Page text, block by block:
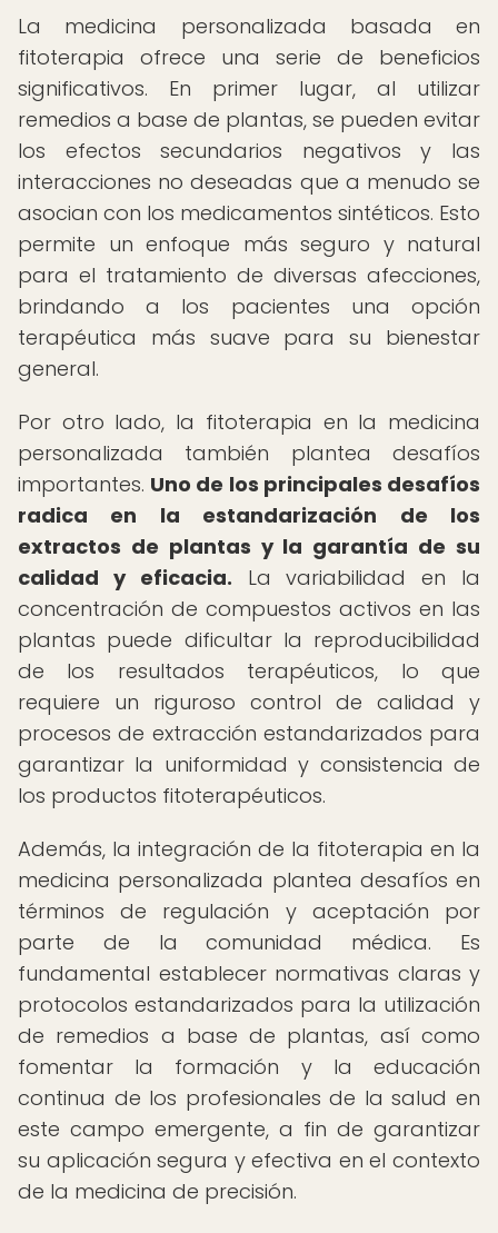
La medicina personalizada basada en
fitoterapia ofrece una serie de beneficios
significativos. En primer lugar, al utilizar
remedios a base de plantas, se pueden evitar
los efectos secundarios negativos y las
interacciones no deseadas que a menudo se
asocian con los medicamentos sintéticos. Esto
permite un enfoque más seguro y natural
para el tratamiento de diversas afecciones,
brindando a los pacientes una opción
terapéutica más suave para su bienestar
general.
Por otro lado, la fitoterapia en la medicina
personalizada también plantea desafíos
importantes. Uno de los principales desafíos
radica en la estandarización de los
extractos de plantas y la garantía de su
calidad y eficacia. La variabilidad en la
concentración de compuestos activos en las
plantas puede dificultar la reproducibilidad
de los resultados terapéuticos, lo que
requiere un riguroso control de calidad y
procesos de extracción estandarizados para
garantizar la uniformidad y consistencia de
los productos fitoterapéuticos.
Además, la integración de la fitoterapia en la
medicina personalizada plantea desafíos en
términos de regulación y aceptación por
parte de la comunidad médica. Es
fundamental establecer normativas claras y
protocolos estandarizados para la utilización
de remedios a base de plantas, así como
fomentar la formación y la educación
continua de los profesionales de la salud en
este campo emergente, a fin de garantizar
su aplicación segura y efectiva en el contexto
de la medicina de precisión.